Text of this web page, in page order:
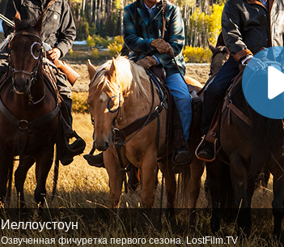
Йеллоустоун
Озвученная фичуретка первого сезона. LostFilm.TV